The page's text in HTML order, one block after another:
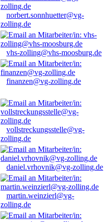
norbert.sonnhuetter@vg-
zolling.de
vhs-zolling@vhs-moosburg.de
finanzen@vg-zolling.de
vollstreckungsstelle@vg-
zolling.de
daniel.vrhovnik@vg-zolling.de
martin.weinzierl@vg-
zolling.de